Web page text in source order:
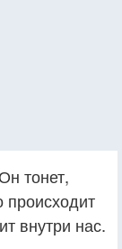
тонет,
происходит
внутри нас.